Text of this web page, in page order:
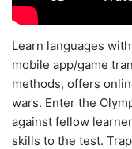
Learn languages
mobile app/game
methods, offers
wars. Enter the
against fellow
skills to the test.